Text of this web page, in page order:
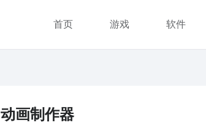
首页 游戏 软件
动画制作器